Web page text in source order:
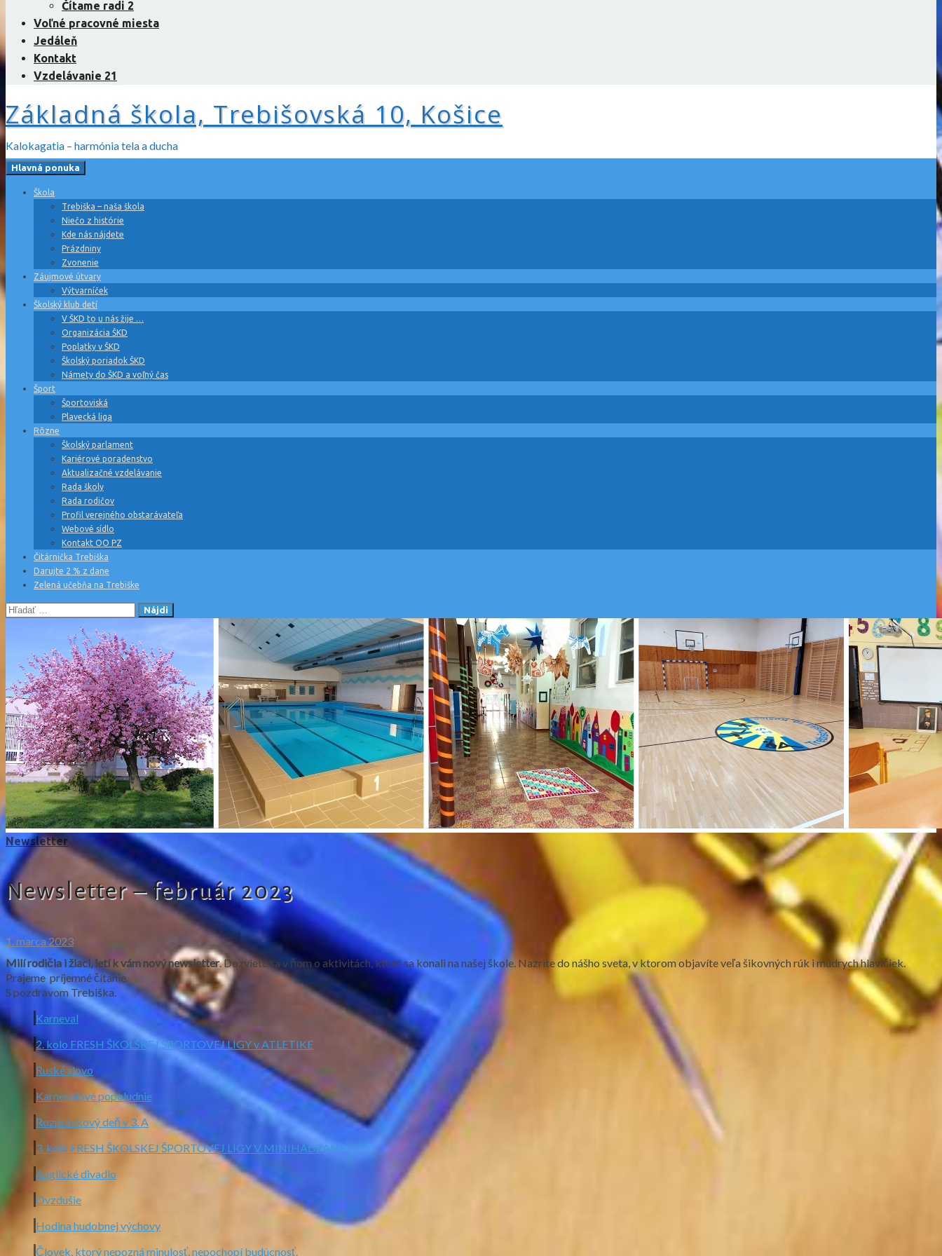
Čítame radi 2
Voľné pracovné miesta
Jedáleň
Kontakt
Vzdelávanie 21
Základná škola, Trebišovská 10, Košice
Kalokagatia – harmónia tela a ducha
Hlavná ponuka
Škola
Trebiška – naša škola
Niečo z histórie
Kde nás nájdete
Prázdniny
Zvonenie
Záujmové útvary
Výtvarníček
Školský klub detí
V ŠKD to u nás žije …
Organizácia ŠKD
Poplatky v ŠKD
Školský poriadok ŠKD
Námety do ŠKD a voľný čas
Šport
Športoviská
Plavecká liga
Rôzne
Školský parlament
Kariérové poradenstvo
Aktualizačné vzdelávanie
Rada školy
Rada rodičov
Profil verejného obstarávateľa
Webové sídlo
Kontakt OO PZ
Čitárnička Trebiška
Darujte 2 % z dane
Zelená učebňa na Trebiške
Hľadať:
Newsletter
Newsletter – február 2023
1. marca 2023
Milí rodičia i žiaci, letí k vám nový newsletter. Dozviete sa v ňom o aktivitách, ktoré sa konali na našej škole. Nazrite do nášho sveta, v ktorom objavíte veľa šikovných rúk i múdrych hlavičiek.
Prajeme príjemné čítanie.
S pozdravom Trebiška.
Karneval
2. kolo FRESH ŠKOLSKEJ ŠPORTOVEJ LIGY v ATLETIKE
Ruské slovo
Karnevalové popoludnie
Rozprávkový deň v 3. A
3. kolo FRESH ŠKOLSKEJ ŠPORTOVEJ LIGY V MINIHÁDZANEJ
Anglické divadlo
Ovzdušie
Hodina hudobnej výchovy
Človek, ktorý nepozná minulosť, nepochopí budúcnosť.